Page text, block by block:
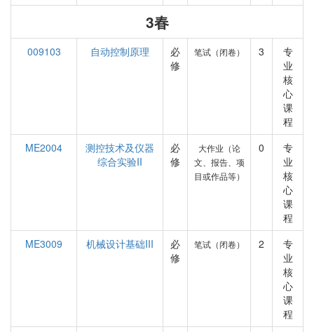
3春
009103 自动控制原理
必
修
笔试（闭卷） 3
专
业
核
心
课
程
ME2004
测控技术及仪器
综合实验II
必
修
大作业（论
文、报告、项
目或作品等）
0
专
业
核
心
课
程
ME3009
机械设计基础III
必
修
笔试（闭卷） 2
专
业
核
心
课
程